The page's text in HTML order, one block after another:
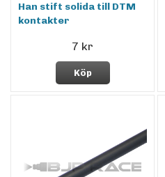
Han stift solida till DTM
kontakter
7 kr
Köp